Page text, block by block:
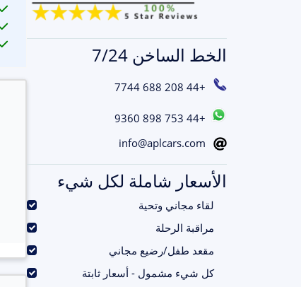
الخط الساخن 7/24
+44 208 688 7744
+44 753 898 9360
info@aplcars.com
الأسعار شاملة لكل شيء
لقاء مجاني وتحية
مراقبة الرحلة
مقعد طفل/رضيع مجاني
كل شيء مشمول - أسعار ثابتة